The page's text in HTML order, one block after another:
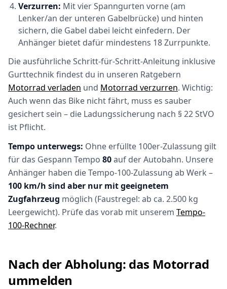
Verzurren: Mit vier Spanngurten vorne (am
Lenker/an der unteren Gabelbrücke) und hinten
sichern, die Gabel dabei leicht einfedern. Der
Anhänger bietet dafür mindestens 18 Zurrpunkte.
Die ausführliche Schritt-für-Schritt-Anleitung inklusive
Gurttechnik findest du in unseren Ratgebern
Motorrad verladen und Motorrad verzurren. Wichtig:
Auch wenn das Bike nicht fährt, muss es sauber
gesichert sein – die Ladungssicherung nach § 22 StVO
ist Pflicht.
Tempo unterwegs: Ohne erfüllte 100er-Zulassung gilt
für das Gespann Tempo 80auf der Autobahn. Unsere
Anhänger haben die Tempo-100-Zulassung ab Werk –
100 km/h sind aber nur mit geeignetem
Zugfahrzeug möglich (Faustregel: ab ca. 2.500 kg
Leergewicht). Prüfe das vorab mit unserem Tempo-
100-Rechner.
Nach der Abholung: das Motorrad
ummelden